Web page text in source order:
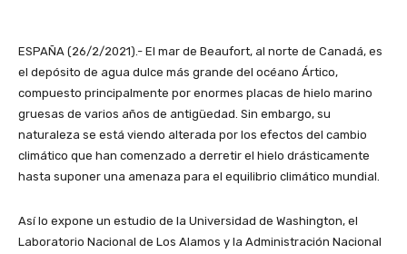
ESPAÑA (26/2/2021).- El mar de Beaufort, al norte de Canadá, es
el depósito de agua dulce más grande del océano Ártico,
compuesto principalmente por enormes placas de hielo marino
gruesas de varios años de antigüedad. Sin embargo, su
naturaleza se está viendo alterada por los efectos del cambio
climático que han comenzado a derretir el hielo drásticamente
hasta suponer una amenaza para el equilibrio climático mundial.
Así lo expone un estudio de la Universidad de Washington, el
Laboratorio Nacional de Los Alamos y la Administración Nacional